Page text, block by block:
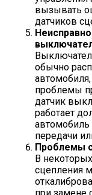
вызывать
датчиков
обычно
проблемы
датчик
работает
передачи
Проблемы
В
сцепления
при замене